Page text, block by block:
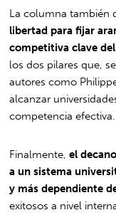
La columna también
libertad para fijar
competitiva clave
los dos pilares que,
autores como
alcanzar
competencia efectiva.
Finalmente,el
a un sistema
y más dependiente
exitosos a nivel